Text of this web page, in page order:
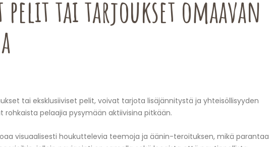
pelit tai tarjoukset omaavan
tai eksklusiiviset pelit, voivat tarjota lisäjännitystä ja yhteisöllisyyden
pelaajia pysymään aktiivisina pitkään.
visuaalisesti houkuttelevia teemoja ja äänin-teroituksen, mikä parantaa